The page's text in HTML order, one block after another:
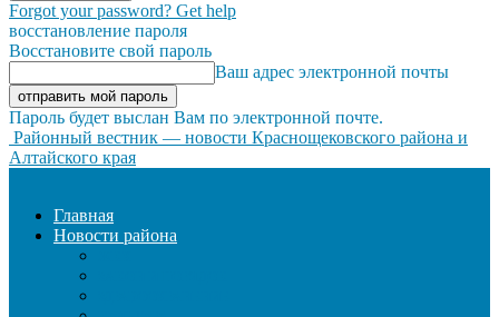
Forgot your password? Get help
восстановление пароля
Восстановите свой пароль
Ваш адрес электронной почты
Пароль будет выслан Вам по электронной почте.
Районный вестник — новости Краснощековского района и
Алтайского края
Главная
Новости района